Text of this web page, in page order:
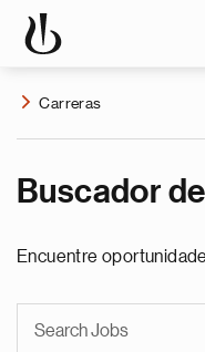
Carreras
Buscador
Encuentre